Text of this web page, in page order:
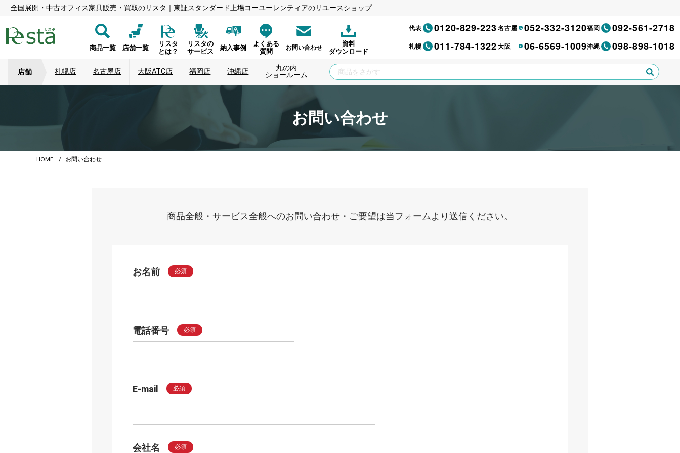
全国展開・中古オフィス家具販売・買取のリスタ｜東証スタンダード上場コーユーレンティアのリユースショップ
商品一覧 店舗一覧
リスタ
とは？
リスタの
サービス
納入事例
よくある
質問
お問い合わせ
資料
ダウンロード
代表 0120-829-223名古屋 052-332-3120福岡 092-561-2718
札幌 011-784-1322大阪 06-6569-1009沖縄 098-898-1018
店舗 札幌店 名古屋店 大阪ATC店 福岡店 沖縄店
丸の内
ショールーム
お問い合わせ
HOME お問い合わせ
商品全般・サービス全般へのお問い合わせ・ご要望は当フォームより送信ください。
お名前 必須
電話番号 必須
E-mail 必須
会社名 必須